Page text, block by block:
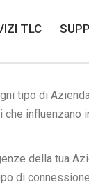
TLC
tipo di
influenzano
della tua
di
TLC